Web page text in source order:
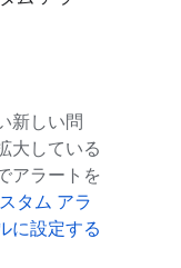
新しい問
大している
アラートを
タム アラ
に設定する